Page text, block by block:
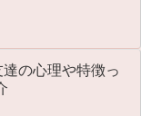
の心理や特徴っ